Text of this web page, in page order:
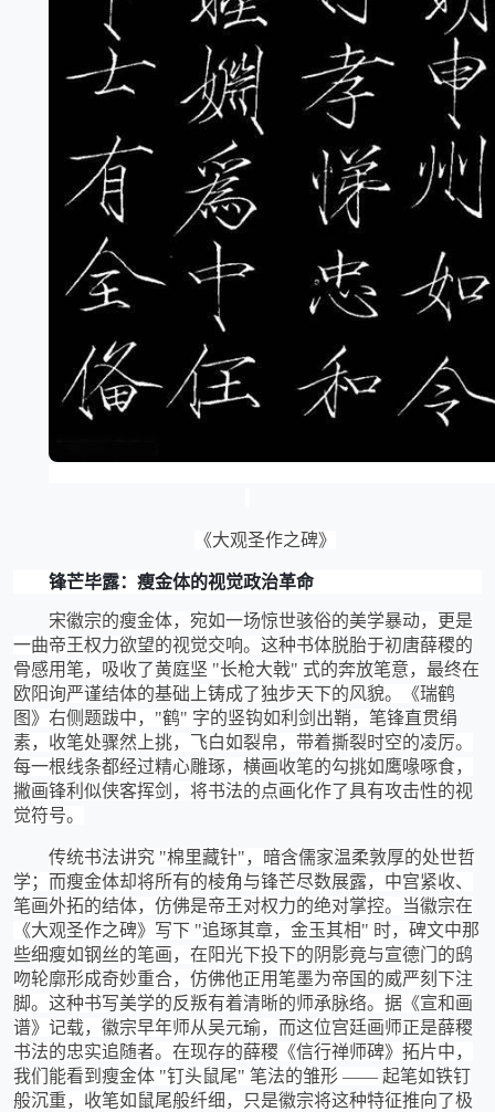
《大观圣作之碑》
锋芒毕露：瘦金体的视觉政治革命
宋徽宗的瘦金体，宛如一场惊世骇俗的美学暴动，更是
一曲帝王权力欲望的视觉交响。这种书体脱胎于初唐薛稷的
骨感用笔，吸收了黄庭坚 "长枪大戟" 式的奔放笔意，最终在
欧阳询严谨结体的基础上铸成了独步天下的风貌。《瑞鹤
图》右侧题跋中，"鹤" 字的竖钩如利剑出鞘，笔锋直贯绢
素，收笔处骤然上挑，飞白如裂帛，带着撕裂时空的凌厉。
每一根线条都经过精心雕琢，横画收笔的勾挑如鹰喙啄食，
撇画锋利似侠客挥剑，将书法的点画化作了具有攻击性的视
觉符号。
传统书法讲究 "棉里藏针"，暗含儒家温柔敦厚的处世哲
学；而瘦金体却将所有的棱角与锋芒尽数展露，中宫紧收、
笔画外拓的结体，仿佛是帝王对权力的绝对掌控。当徽宗在
《大观圣作之碑》写下 "追琢其章，金玉其相" 时，碑文中那
些细瘦如钢丝的笔画，在阳光下投下的阴影竟与宣德门的鸱
吻轮廓形成奇妙重合，仿佛他正用笔墨为帝国的威严刻下注
脚。这种书写美学的反叛有着清晰的师承脉络。据《宣和画
谱》记载，徽宗早年师从吴元瑜，而这位宫廷画师正是薛稷
书法的忠实追随者。在现存的薛稷《信行禅师碑》拓片中，
我们能看到瘦金体 "钉头鼠尾" 笔法的雏形 —— 起笔如铁钉
般沉重，收笔如鼠尾般纤细，只是徽宗将这种特征推向了极